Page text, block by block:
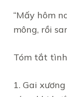
“Mấy hôm
mông, rồi
Tóm tắt
1. Gai